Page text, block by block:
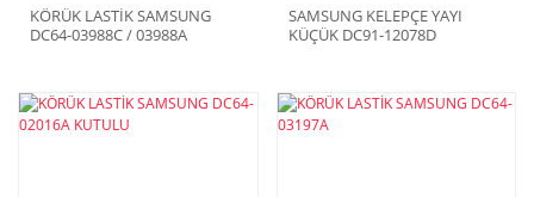
KÖRÜK LASTİK SAMSUNG
DC64-03988C / 03988A
SAMSUNG KELEPÇE YAYI
KÜÇÜK DC91-12078D